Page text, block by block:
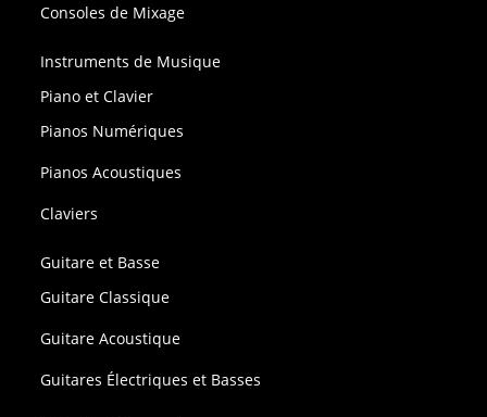
Consoles de Mixage
Instruments de Musique
Piano et Clavier
Pianos Numériques
Pianos Acoustiques
Claviers
Guitare et Basse
Guitare Classique
Guitare Acoustique
Guitares Électriques et Basses